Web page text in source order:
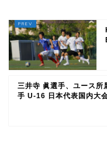
三井寺 眞選手、ユース所
手 U-16 日本代表国内大